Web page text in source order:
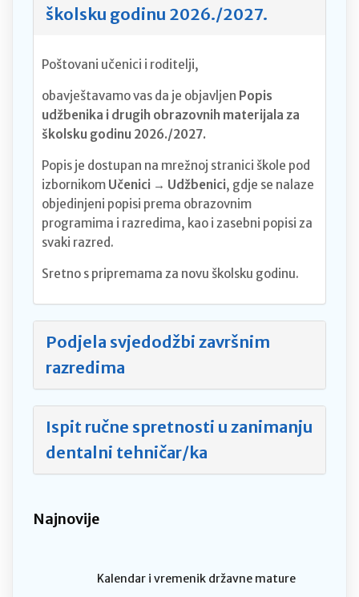
školsku godinu 2026./2027.
Poštovani učenici i roditelji,
obavještavamo vas da je objavljen Popis
udžbenika i drugih obrazovnih materijala za
školsku godinu 2026./2027.
Popis je dostupan na mrežnoj stranici škole pod
izbornikom Učenici → Udžbenici, gdje se nalaze
objedinjeni popisi prema obrazovnim
programima i razredima, kao i zasebni popisi za
svaki razred.
Sretno s pripremama za novu školsku godinu.
Podjela svjedodžbi završnim
razredima
Ispit ručne spretnosti u zanimanju
dentalni tehničar/ka
Najnovije
Kalendar i vremenik državne mature